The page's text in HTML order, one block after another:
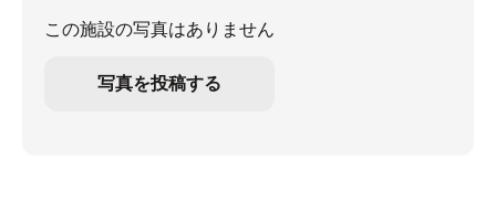
この施設の写真はありません
写真を投稿する